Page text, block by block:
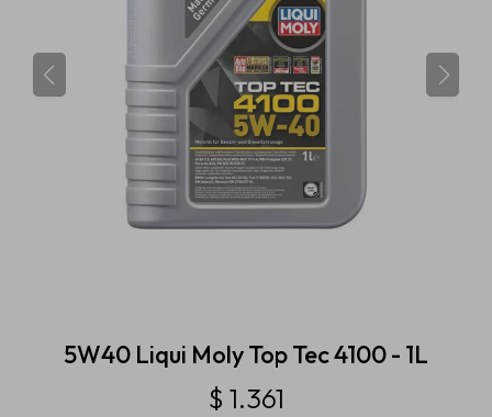
5W40 Liqui Moly Top Tec 4100 - 1L
$ 1.361
Accesorios